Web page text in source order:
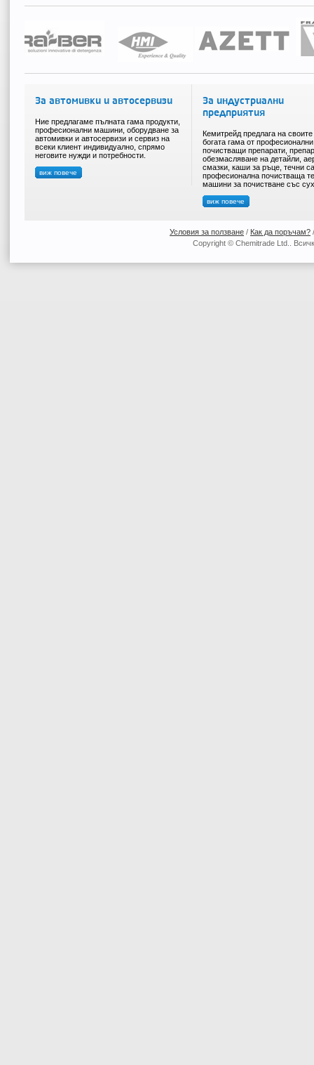
За автомивки и автосервизи
Ние предлагаме пълната гама продукти,
професионални машини, оборудване за
автомивки и автосервизи и сервиз на
всеки клиент индивидуално, спрямо
неговите нужди и потребности.
виж повече
За индустриални
предприятия
Кемитрейд предлага на своите
богата гама от професионални
почистващи препарати,
обезмасляване на детайли,
смазки, каши за ръце, течни
професионална почистваща
машини за почистване със
виж повече
Условия за ползване / Как да поръчам?
Copyright © Chemitrade Ltd..